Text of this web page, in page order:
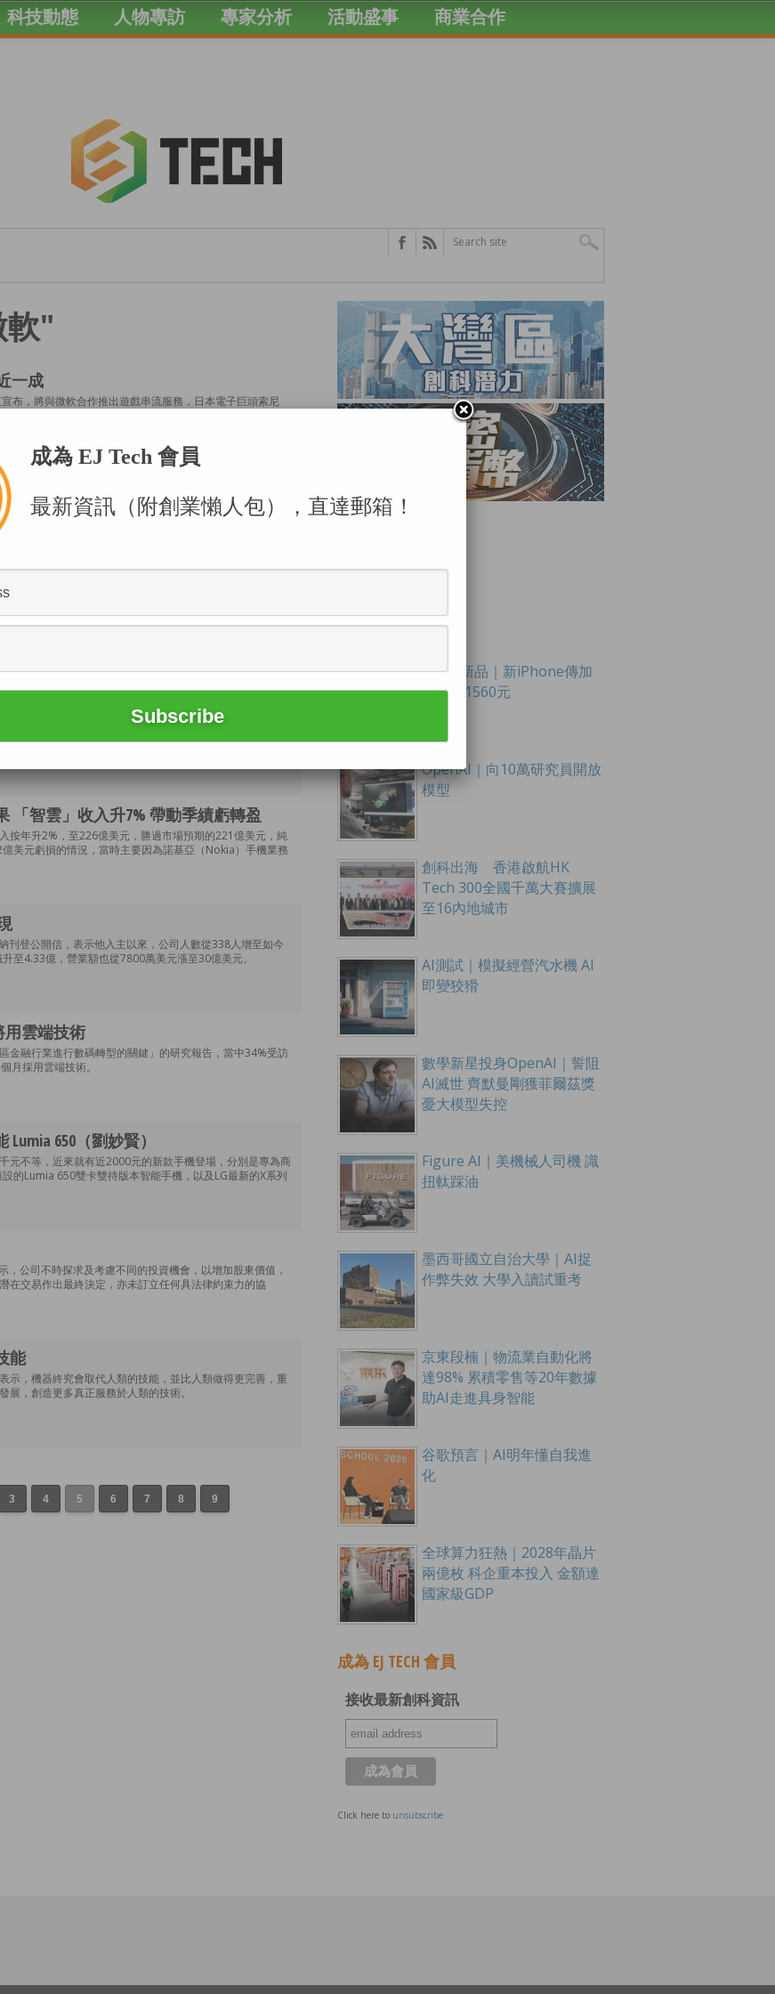
科技動態 人物專訪 專家分析 活動盛事 商業合作
軟"
一成
布，將與微軟合作推出遊戲串流服務，日本電子巨頭索尼
推出遊戲串流服務，索尼將使用微軟的Azure雲端服務進行
圖像傳感器晶片。
晉身前十
界富豪榜，一如所料，由微軟創辦人比爾蓋茨居首，身家高
億港元，緊隨其後的是亞馬遜創辦人貝索斯。
46億美元（約359億港元）、相當於其個人財富5%的微軟
的最大一筆微軟股份，亦創今年全球最大的捐款。
責拓AI及高精地圖業務（凌通）
雙方就所有條件達成共識，便會正式宣布有關任命，屆時微
和平分手的消息；據知，日後陸奇將直接向騰訊主席馬化騰
「智雲」收入升7% 帶動季績虧轉盈
按年升2%，至226億美元，勝過市場預期的221億美元，純
美元虧損的情況，當時主要因為諾基亞（Nokia）手機業務
刊登公開信，表示他入主以來，公司人數從338人增至如今
至4.33億，營業額也從7800萬美元漲至30億美元。
用雲端技術
金融行業進行數碼轉型的關鍵」的研究報告，當中34%受訪
月採用雲端技術。
650（劉妙賢）
元不等，近來就有近2000元的新款手機登場，分別是專為商
的Lumia 650雙卡雙待版本智能手機，以及LG最新的X系列
，公司不時探求及考慮不同的投資機會，以增加股東價值，
在交易作出最終決定，亦未訂立任何具法律約束力的協
能
示，機器終究會取代人類的技能，並比人類做得更完善，重
展，創造更多真正服務於人類的技術。
3 4 5 6 7 8 9
Apple新品｜新iPhone傳加
價最多1560元
OpenAI｜向10萬研究員開放
模型
創科出海 香港啟航HK
Tech 300全國千萬大賽擴展
至16內地城市
AI測試｜模擬經營汽水機 AI
即變狡猾
數學新星投身OpenAI｜誓阻
AI滅世 齊默曼剛獲菲爾茲獎
憂大模型失控
Figure AI｜美機械人司機 識
扭軚踩油
墨西哥國立自治大學｜AI捉
作弊失效 大學入讀試重考
京東段楠｜物流業自動化將
達98% 累積零售等20年數據
助AI走進具身智能
谷歌預言｜AI明年懂自我進
化
全球算力狂熱｜2028年晶片
兩億枚 科企重本投入 金額達
國家級GDP
成為 EJ TECH 會員
接收最新創科資訊
Click here to unsubscribe
成為 EJ Tech 會員
最新資訊（附創業懶人包），直達郵箱！